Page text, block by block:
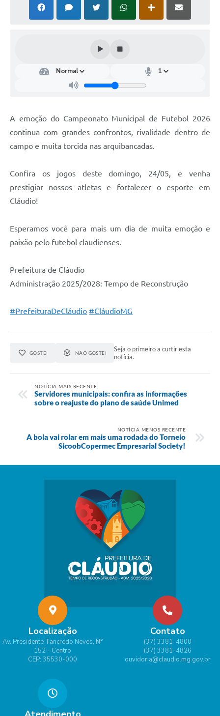
A emoção do Campeonato Municipal de Futebol 2026
continua com grandes confrontos, rivalidade dentro de
campo e muita torcida nas arquibancadas.
Confira os jogos deste domingo, 24/05, e venha
prestigiar nossos atletas e fortalecer o esporte em
Cláudio!
Esperamos você para mais um dia de muita emoção e
paixão pelo futebol claudienses.
Prefeitura de Cláudio
Administração 2025/2028: Tempo de Reconstrução
#PrefeituraDeCláudio #CláudioMG
GOSTEI NÃO GOSTEI
Seja o primeiro a curtir esta
notícia.
NOTÍCIA MAIS RECENTE
Servidores municipais: confira as informações
sobre o reajuste do plano de saúde Unimed
NOTÍCIA MENOS RECENTE
A bola vai rolar em mais uma rodada do Torneio
SicoobCopermec Empresarial Society!
Localização
Av. Presidente Tancredo Neves, N°
152 - Centro
CEP: 35530-000
Contato
(37) 3381-4800
(37) 3381-4826
ouvidoria@claudio.mg.gov.br